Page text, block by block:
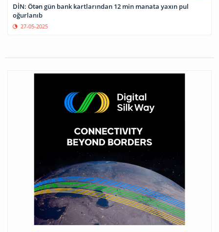
DİN: Ötən gün bank kartlarından 12 min manata yaxın pul
oğurlanıb
27-05-2025